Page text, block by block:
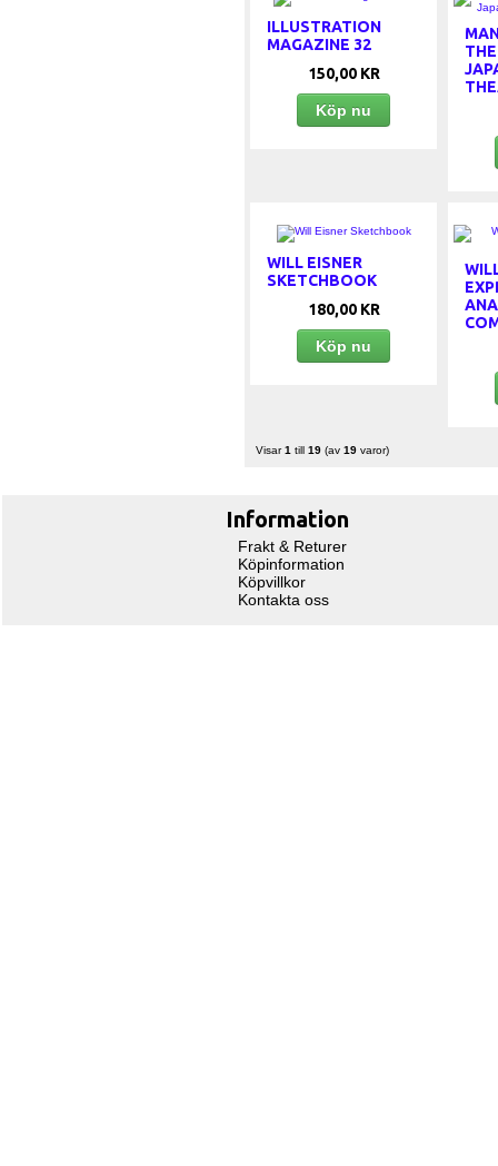
ILLUSTRATION
MAGAZINE 32
150,00 KR
Köp nu
WILL EISNER
SKETCHBOOK
180,00 KR
Köp nu
Visar1 till 19 (av 19 varor)
Information
Frakt & Returer
Köpinformation
Köpvillkor
Kontakta oss